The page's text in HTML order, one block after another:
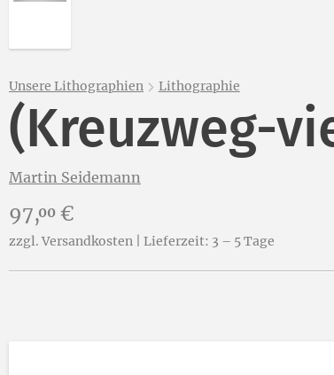
Unsere Lithographien Lithographie
(Kreuzweg-
Martin Seidemann
Preis:
97,00 €
zzgl. Versandkosten | Lieferzeit: 3 – 5 Tage